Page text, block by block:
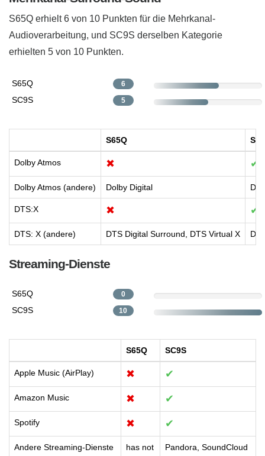
S65Q erhielt 6 von 10 Punkten für die Mehrkanal-
Audioverarbeitung, und SC9S derselben Kategorie
erhielten 5 von 10 Punkten.
S65Q 6
SC9S 5
S65Q
Dolby Atmos ✖ ✔
Dolby Atmos (andere) Dolby Digital
DTS:X ✖ ✔
DTS: X (andere) DTS Digital Surround, DTS Virtual X
Streaming-Dienste
S65Q 0
SC9S 10
S65Q SC9S
Apple Music (AirPlay) ✖ ✔
Amazon Music ✖ ✔
Spotify ✖ ✔
Andere Streaming-Dienste has not Pandora, SoundCloud